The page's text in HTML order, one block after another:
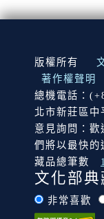
:::
版權所有
著作權聲明
總機電話：
北市新莊區中
意見詢問：
們將以最快的
藏品總筆數
文化部
非常喜歡